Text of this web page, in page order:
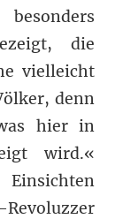
die
vielleicht
denn
hier in
wird.«